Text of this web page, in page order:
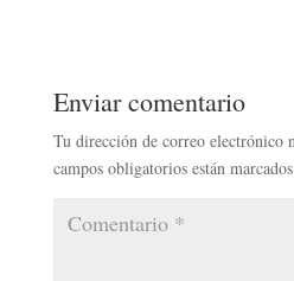
Enviar comentario
Tu dirección de correo electrónico
campos obligatorios están